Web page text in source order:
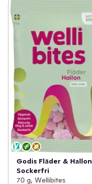
Godis Fläder & Hallon
Sockerfri
70 g, Wellibites